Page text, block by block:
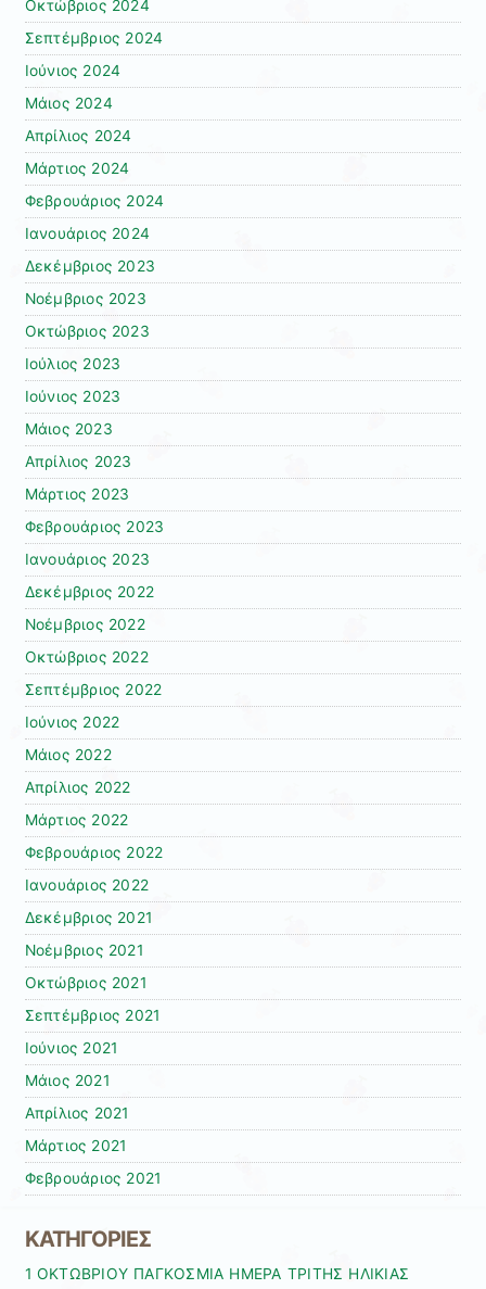
Οκτώβριος 2024
Σεπτέμβριος 2024
Ιούνιος 2024
Μάιος 2024
Απρίλιος 2024
Μάρτιος 2024
Φεβρουάριος 2024
Ιανουάριος 2024
Δεκέμβριος 2023
Νοέμβριος 2023
Οκτώβριος 2023
Ιούλιος 2023
Ιούνιος 2023
Μάιος 2023
Απρίλιος 2023
Μάρτιος 2023
Φεβρουάριος 2023
Ιανουάριος 2023
Δεκέμβριος 2022
Νοέμβριος 2022
Οκτώβριος 2022
Σεπτέμβριος 2022
Ιούνιος 2022
Μάιος 2022
Απρίλιος 2022
Μάρτιος 2022
Φεβρουάριος 2022
Ιανουάριος 2022
Δεκέμβριος 2021
Νοέμβριος 2021
Οκτώβριος 2021
Σεπτέμβριος 2021
Ιούνιος 2021
Μάιος 2021
Απρίλιος 2021
Μάρτιος 2021
Φεβρουάριος 2021
ΚΑΤΗΓΟΡΙΕΣ
1 ΟΚΤΩΒΡΙΟΥ ΠΑΓΚΟΣΜΙΑ ΗΜΕΡΑ ΤΡΙΤΗΣ ΗΛΙΚΙΑΣ